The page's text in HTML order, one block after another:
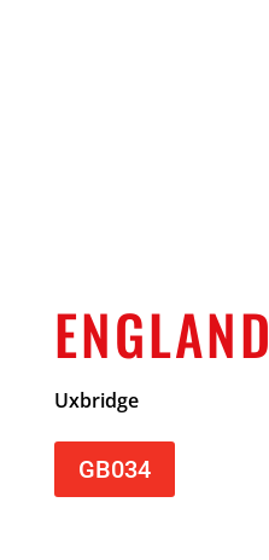
ENGLAND
Uxbridge
GB034